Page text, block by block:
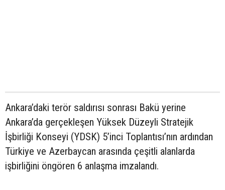
Ankara’daki terör saldırısı sonrası Bakü yerine
Ankara’da gerçekleşen Yüksek Düzeyli Stratejik
İşbirliği Konseyi (YDSK) 5’inci Toplantısı’nın ardından
Türkiye ve Azerbaycan arasında çeşitli alanlarda
işbirliğini öngören 6 anlaşma imzalandı.